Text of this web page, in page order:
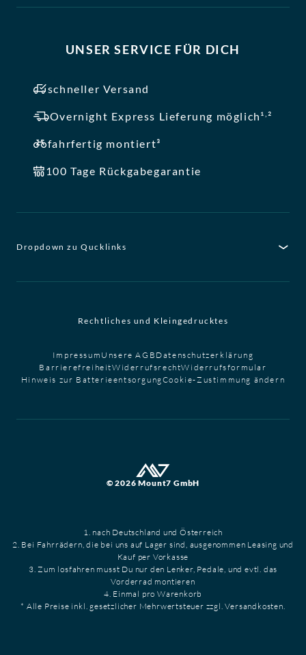
UNSER SERVICE FÜR DICH
schneller Versand
Overnight Express Lieferung möglich¹,²
fahrfertig montiert³
100 Tage Rückgabegarantie
Dropdown zu Qucklinks
Rechtliches und Kleingedrucktes
Impressum Unsere AGB Datenschutzerklärung
BarrierefreiheitWiderrufsrechtWiderrufsformular
Hinweis zur BatterieentsorgungCookie-Zustimmung ändern
© 2026 Mount7 GmbH
1. nach Deutschland und Österreich
2. Bei Fahrrädern, die bei uns auf Lager sind, ausgenommen Leasing und
Kauf per Vorkasse
3. Zum losfahren musst Du nur den Lenker, Pedale, und evtl. das
Vorderrad montieren
4. Einmal pro Warenkorb
* Alle Preise inkl. gesetzlicher Mehrwertsteuer zzgl. Versandkosten.